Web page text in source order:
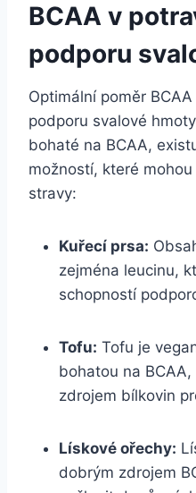
BCAA v
podporu
Optimální poměr
podporu svalové
bohaté na BCAA,
možností, které
stravy:
Kuřecí prsa:
zejména leucinu,
schopností
Tofu: Tofu je
bohatou na
zdrojem bílkovin
Lískové ořechy:
dobrým zdrojem